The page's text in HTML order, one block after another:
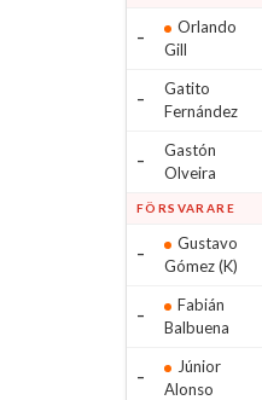
–
Orlando
Gill
–
Gatito
Fernández
–
Gastón
Olveira
FÖRSVARARE
–
Gustavo
Gómez (K)
–
Fabián
Balbuena
–
Júnior
Alonso